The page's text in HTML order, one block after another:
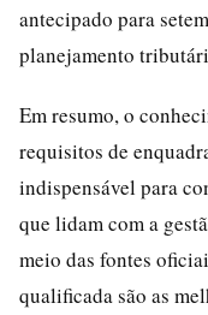
antecipado para
planejamento
Em resumo, o
requisitos de
indispensável para
que lidam com a
meio das fontes
qualificada são as